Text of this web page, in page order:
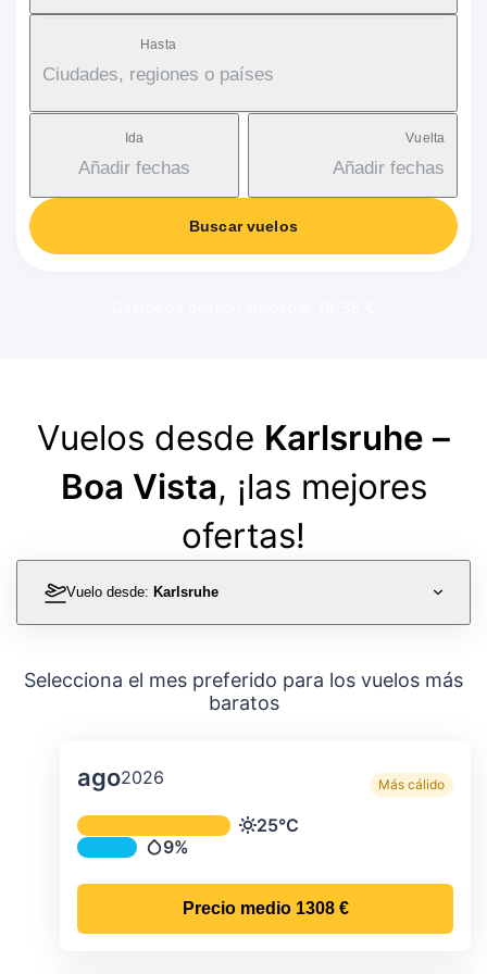
Hasta
Ciudades, regiones o países
Ida
Añadir fechas
Vuelta
Añadir fechas
Buscar vuelos
Vuelos desde Karlsruhe –
Boa Vista, ¡las mejores
ofertas!
Vuelo desde: Karlsruhe
Selecciona el mes preferido para los vuelos más
baratos
ago2026 Más cálido
Temperatura y precipitación media
Temperatura
25°C
Precipitación
9%
Precio medio 1308 €